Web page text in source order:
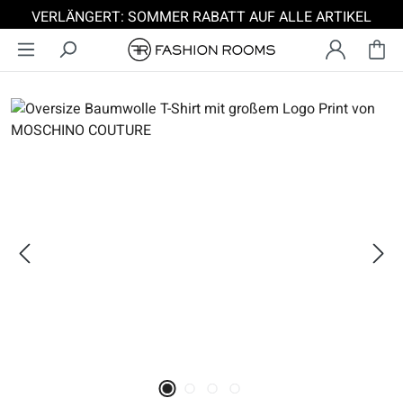
Zum Hauptinhalt springen
VERLÄNGERT: SOMMER RABATT AUF ALLE ARTIKEL
Bildergalerie überspringen